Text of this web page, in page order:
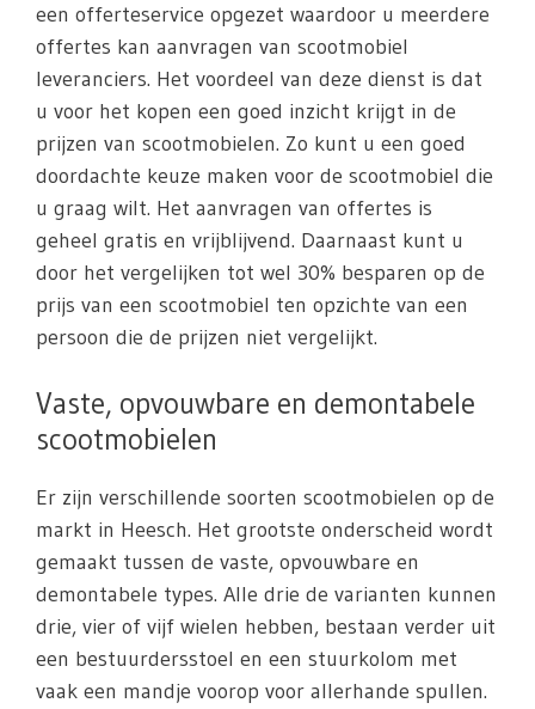
een offerteservice opgezet waardoor u meerdere
offertes kan aanvragen van scootmobiel
leveranciers. Het voordeel van deze dienst is dat
u voor het kopen een goed inzicht krijgt in de
prijzen van scootmobielen. Zo kunt u een goed
doordachte keuze maken voor de scootmobiel die
u graag wilt. Het aanvragen van offertes is
geheel gratis en vrijblijvend. Daarnaast kunt u
door het vergelijken tot wel 30% besparen op de
prijs van een scootmobiel ten opzichte van een
persoon die de prijzen niet vergelijkt.
Vaste, opvouwbare en demontabele
scootmobielen
Er zijn verschillende soorten scootmobielen op de
markt in Heesch. Het grootste onderscheid wordt
gemaakt tussen de vaste, opvouwbare en
demontabele types. Alle drie de varianten kunnen
drie, vier of vijf wielen hebben, bestaan verder uit
een bestuurdersstoel en een stuurkolom met
vaak een mandje voorop voor allerhande spullen.